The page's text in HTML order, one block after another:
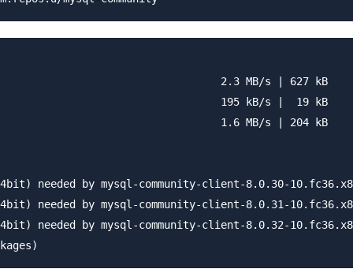
2.3 MB/s | 627 kB
195 kB/s |  19 kB
1.6 MB/s | 204 kB
needed by mysql-community-client-8.0.30-
needed by mysql-community-client-8.0.31-
needed by mysql-community-client-8.0.32-